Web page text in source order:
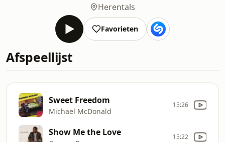
Herentals
Favorieten
Afspeellijst
Sweet Freedom
Michael McDonald
15:26
Show Me the Love 15:22